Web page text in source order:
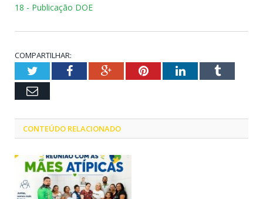
18 - Publicação DOE
COMPARTILHAR:
TwitterFacebookGoogle+PinterestLinkedInTumblr
Email
CONTEÚDO RELACIONADO